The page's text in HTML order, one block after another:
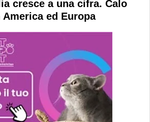
cresce a una cifra. Calo
ed Europa